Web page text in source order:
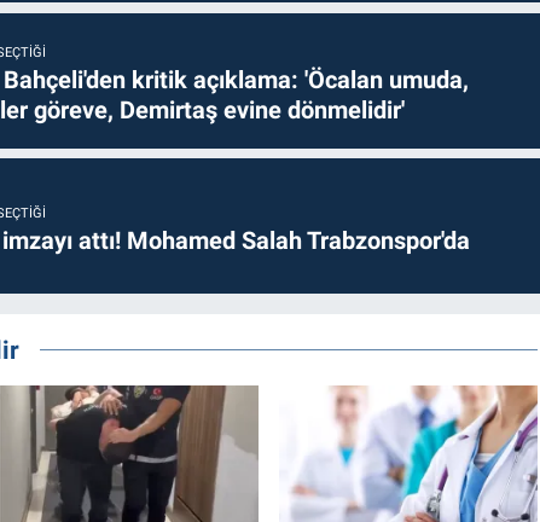
kritik açıklama: 'Öcalan umuda,
göreve, Demirtaş evine dönmelidir'
attı! Mohamed Salah Trabzonspor'da